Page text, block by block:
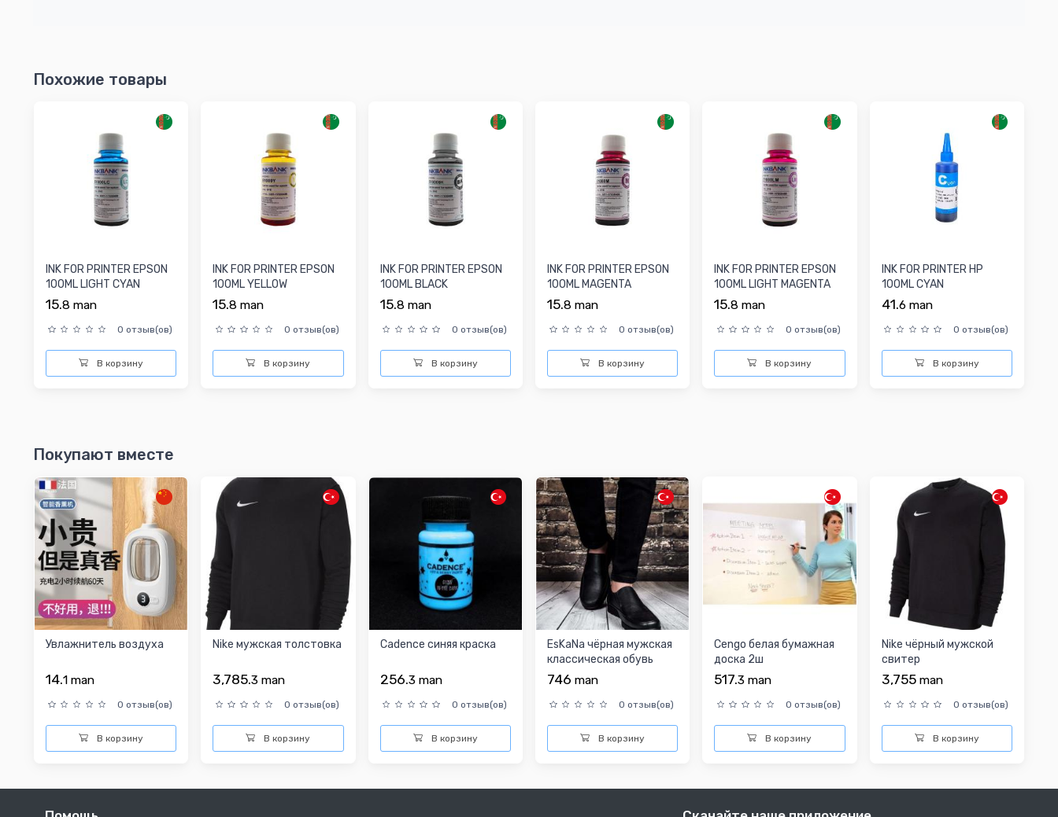
Похожие товары
INK FOR PRINTER EPSON
100ML LIGHT CYAN
15.8 man
0 отзыв(ов)
В корзину
INK FOR PRINTER EPSON
100ML YELLOW
15.8 man
0 отзыв(ов)
В корзину
INK FOR PRINTER EPSON
100ML BLACK
15.8 man
0 отзыв(ов)
В корзину
INK FOR PRINTER EPSON
100ML MAGENTA
15.8 man
0 отзыв(ов)
В корзину
INK FOR PRINTER EPSON
100ML LIGHT MAGENTA
15.8 man
0 отзыв(ов)
В корзину
INK FOR PRINTER HP
100ML CYAN
41.6 man
0 отзыв(ов)
В корзину
Покупают вместе
Увлажнитель воздуха
14.1 man
0 отзыв(ов)
В корзину
Nike мужская толстовка
3,785.3 man
0 отзыв(ов)
В корзину
Cadence синяя краска
256.3 man
0 отзыв(ов)
В корзину
EsKaNa чёрная мужская
классическая обувь
746 man
0 отзыв(ов)
В корзину
Cengo белая бумажная
доска 2ш
517.3 man
0 отзыв(ов)
В корзину
Nike чёрный мужской
свитер
3,755 man
0 отзыв(ов)
В корзину